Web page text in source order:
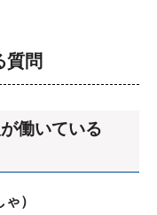
質問
働いている
）